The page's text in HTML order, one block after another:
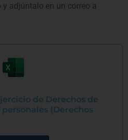
adjúntalo en un correo a
de Derechos de
(Derechos